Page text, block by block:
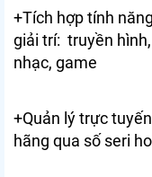
+Tích hợp tính
giải trí: truyền
nhạc, game
+Quản lý trực
hãng qua số seri